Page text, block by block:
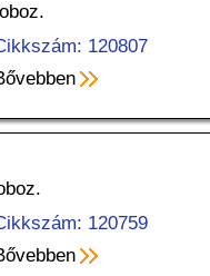
120807
120759